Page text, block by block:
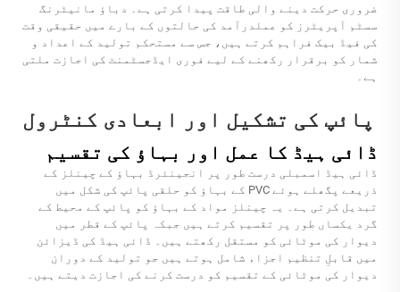
ضروری حرکت دینے والی طاقت پیدا کرتی ہے۔ دباؤ مانیٹرنگ
سسٹم آپریٹرز کو عملدرآمد کی حالتوں کے بارے میں حقیقی وقت
کی فیڈ بیک فراہم کرتے ہیں، جس سے مستحکم تولید کے اعداد و
شمار کو برقرار رکھنے کے لیے فوری ایڈجسٹمنٹ کی اجازت ملتی
ہے۔
پائپ کی تشکیل اور ابعادی کنٹرول
ڈائی ہیڈ کا عمل اور بہاؤ کی تقسیم
ڈائی ہیڈ اسمبلی درست طور پر انجینئرڈ بہاؤ کے چینلز کے
ذریعے پگھلے ہوئے PVC کے بہاؤ کو حلقی پائپ کی شکل میں
تبدیل کرتی ہے۔ یہ چینلز مواد کے بہاؤ کو پائپ کے محیط کے
گرد یکساں طور پر تقسیم کرتے ہیں جبکہ پائپ کے قطر میں
دیوار کی موٹائی کو مستقل رکھتے ہیں۔ ڈائی ہیڈ کی ڈیزائن
میں قابلِ تنظیم اجزاء شامل ہوتے ہیں جو تولید کے دوران
دیوار کی موٹائی کے تقسیم کو درست کرنے کی اجازت دیتے ہیں۔